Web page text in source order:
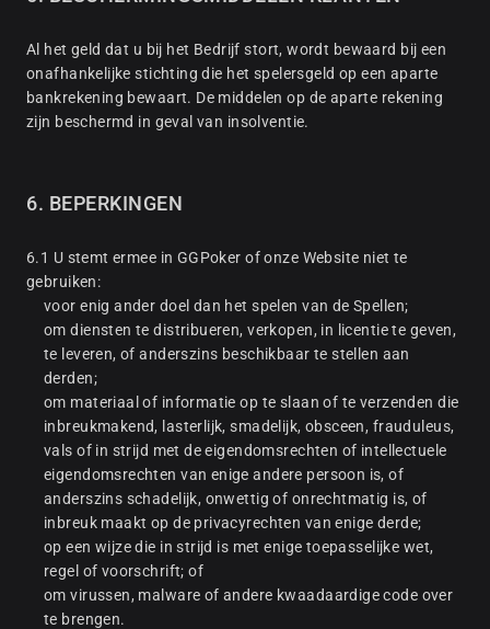
Al het geld dat u bij het Bedrijf stort, wordt bewaard bij een
onafhankelijke stichting die het spelersgeld op een aparte
bankrekening bewaart. De middelen op de aparte rekening
zijn beschermd in geval van insolventie.
6. BEPERKINGEN
6.1 U stemt ermee in GGPoker of onze Website niet te
gebruiken:
voor enig ander doel dan het spelen van de Spellen;
om diensten te distribueren, verkopen, in licentie te geven,
te leveren, of anderszins beschikbaar te stellen aan
derden;
om materiaal of informatie op te slaan of te verzenden die
inbreukmakend, lasterlijk, smadelijk, obsceen, frauduleus,
vals of in strijd met de eigendomsrechten of intellectuele
eigendomsrechten van enige andere persoon is, of
anderszins schadelijk, onwettig of onrechtmatig is, of
inbreuk maakt op de privacyrechten van enige derde;
op een wijze die in strijd is met enige toepasselijke wet,
regel of voorschrift; of
om virussen, malware of andere kwaadaardige code over
te brengen.